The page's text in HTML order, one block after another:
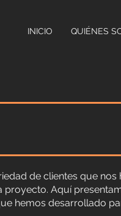
INICIO QUIÉNES
de clientes que nos
Aquí
hemos desarrollado